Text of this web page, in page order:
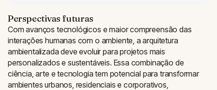
Perspectivas futuras
Com avanços tecnológicos e maior compreensão das
interações humanas com o ambiente, a arquitetura
ambientalizada deve evoluir para projetos mais
personalizados e sustentáveis. Essa combinação de
ciência, arte e tecnologia tem potencial para transformar
ambientes urbanos, residenciais e corporativos,